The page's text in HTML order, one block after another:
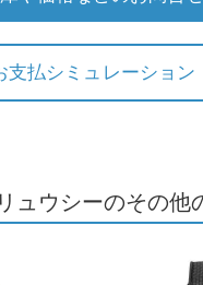
支払シミュレーション
ュウシーのその他